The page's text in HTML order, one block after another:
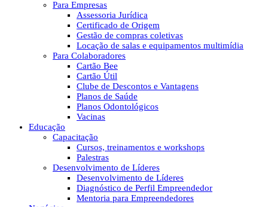
Para Empresas
Assessoria Jurídica
Certificado de Origem
Gestão de compras coletivas
Locação de salas e equipamentos multimídia
Para Colaboradores
Cartão Bee
Cartão Útil
Clube de Descontos e Vantagens
Planos de Saúde
Planos Odontológicos
Vacinas
Educação
Capacitação
Cursos, treinamentos e workshops
Palestras
Desenvolvimento de Líderes
Desenvolvimento de Líderes
Diagnóstico de Perfil Empreendedor
Mentoria para Empreendedores